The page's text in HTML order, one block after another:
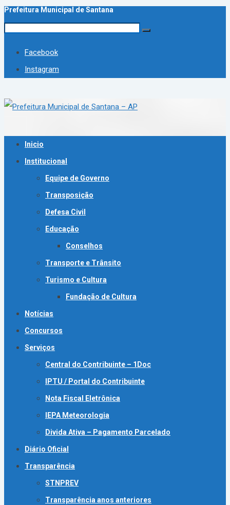
Prefeitura Municipal de Santana
Facebook
Instagram
Inicio
Institucional
Equipe de Governo
Transposição
Defesa Civil
Educação
Conselhos
Transporte e Trânsito
Turismo e Cultura
Fundação de Cultura
Notícias
Concursos
Serviços
Central do Contribuinte – 1Doc
IPTU / Portal do Contribuinte
Nota Fiscal Eletrônica
IEPA Meteorologia
Divida Ativa – Pagamento Parcelado
Diário Oficial
Transparência
STNPREV
Transparência anos anteriores